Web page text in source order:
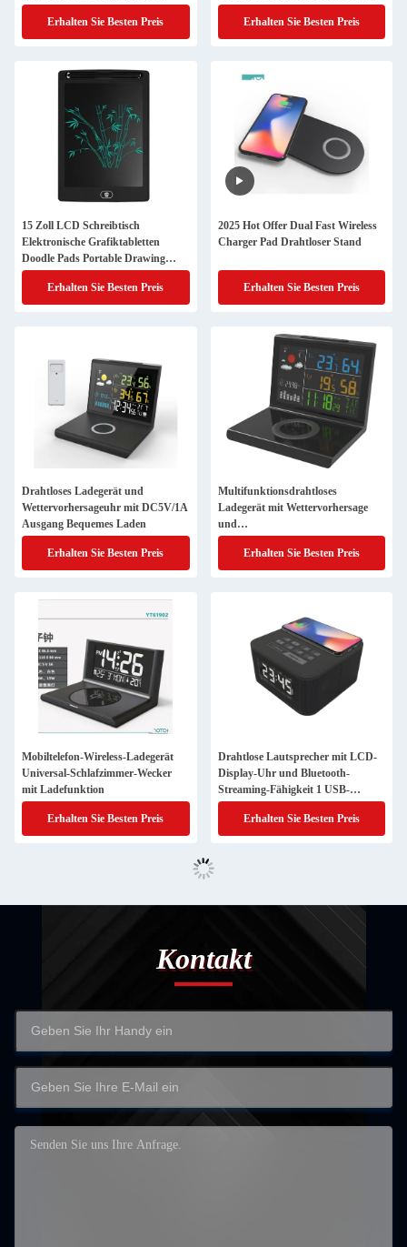
Erhalten Sie Besten Preis Erhalten Sie Besten Preis
15 Zoll LCD Schreibtisch
Elektronische Grafiktabletten
Doodle Pads Portable Drawing
Board 360g
Erhalten Sie Besten Preis
2025 Hot Offer Dual Fast Wireless
Charger Pad Drahtloser Stand
Erhalten Sie Besten Preis
Drahtloses Ladegerät und
Wettervorhersageuhr mit DC5V/1A
Ausgang Bequemes Laden
Erhalten Sie Besten Preis
Multifunktionsdrahtloses
Ladegerät mit Wettervorhersage
und
Temperaturfeuchtigkeitsanzeige
Erhalten Sie Besten Preis
Mobiltelefon-Wireless-Ladegerät
Universal-Schlafzimmer-Wecker
mit Ladefunktion
Erhalten Sie Besten Preis
Drahtlose Lautsprecher mit LCD-
Display-Uhr und Bluetooth-
Streaming-Fähigkeit 1 USB-
Anschluss
Erhalten Sie Besten Preis
Kontakt